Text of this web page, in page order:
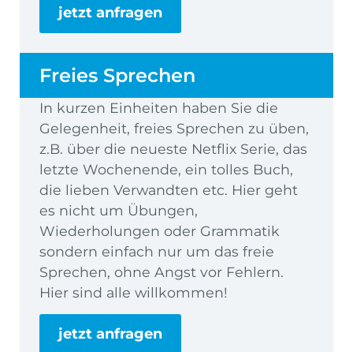
jetzt anfragen
Freies Sprechen
In kurzen Einheiten haben Sie die
Gelegenheit, freies Sprechen zu üben,
z.B. über die neueste Netflix Serie, das
letzte Wochenende, ein tolles Buch,
die lieben Verwandten etc. Hier geht
es nicht um Übungen,
Wiederholungen oder Grammatik
sondern einfach nur um das freie
Sprechen, ohne Angst vor Fehlern.
Hier sind alle willkommen!
jetzt anfragen